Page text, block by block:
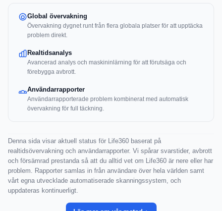
Global övervakning
Övervakning dygnet runt från flera globala platser för att upptäcka
problem direkt.
Realtidsanalys
Avancerad analys och maskininlärning för att förutsäga och
förebygga avbrott.
Användarrapporter
Användarrapporterade problem kombinerat med automatisk
övervakning för full täckning.
Denna sida visar aktuell status för Life360 baserat på
realtidsövervakning och användarrapporter. Vi spårar svarstider, avbrott
och försämrad prestanda så att du alltid vet om Life360 är nere eller har
problem. Rapporter samlas in från användare över hela världen samt
vårt egna utvecklade automatiserade skanningssystem, och
uppdateras kontinuerligt.